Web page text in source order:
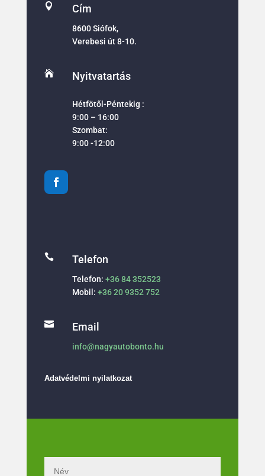
 Cím
8600 Siófok,
Verebesi út 8-10.
 Nyitvatartás
Hétfötől-Péntekig :
9:00 – 16:00
Szombat:
9:00 -12:00
 Telefon
Telefon: +36 84 352523
Mobil: +36 20 9352 752
 Email
info@nagyautobonto.hu
Adatvédelmi nyilatkozat